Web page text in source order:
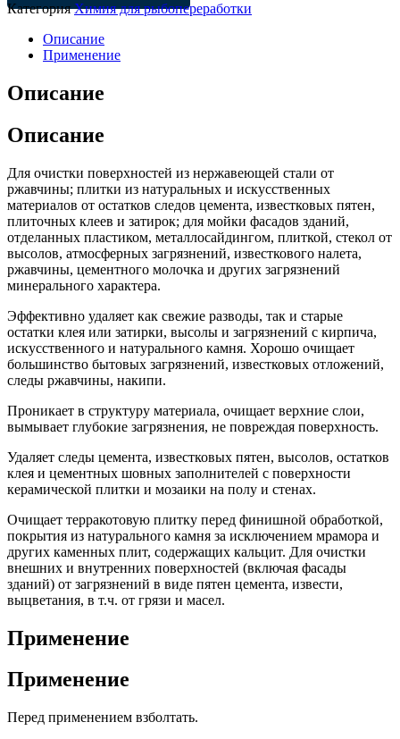
КатегорияХимия для рыбопереработки
Описание
Применение
Описание
Описание
Для очистки поверхностей из нержавеющей стали от
ржавчины; плитки из натуральных и искусственных
материалов от остатков следов цемента, известковых пятен,
плиточных клеев и затирок; для мойки фасадов зданий,
отделанных пластиком, металлосайдингом, плиткой, стекол от
высолов, атмосферных загрязнений, известкового налета,
ржавчины, цементного молочка и других загрязнений
минерального характера.
Эффективно удаляет как свежие разводы, так и старые
остатки клея или затирки, высолы и загрязнений с кирпича,
искусственного и натурального камня. Хорошо очищает
большинство бытовых загрязнений, известковых отложений,
следы ржавчины, накипи.
Проникает в структуру материала, очищает верхние слои,
вымывает глубокие загрязнения, не повреждая поверхность.
Удаляет следы цемента, известковых пятен, высолов, остатков
клея и цементных шовных заполнителей с поверхности
керамической плитки и мозаики на полу и стенах.
Очищает терракотовую плитку перед финишной обработкой,
покрытия из натурального камня за исключением мрамора и
других каменных плит, содержащих кальцит. Для очистки
внешних и внутренних поверхностей (включая фасады
зданий) от загрязнений в виде пятен цемента, извести,
выцветания, в т.ч. от грязи и масел.
Применение
Применение
Перед применением взболтать.